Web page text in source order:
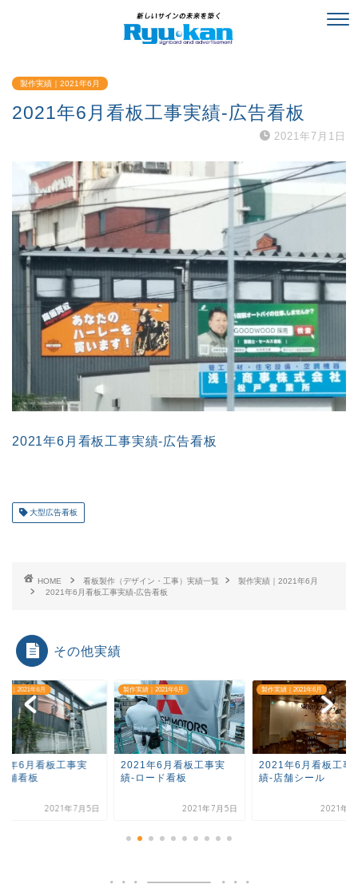
製作実績｜2021年6月
2021年6月看板工事実績-広告看板
2021年7月1日
2021年6月看板工事実績-広告看板
大型広告看板
HOME 看板製作（デザイン・工事）実績一覧
製作実績｜2021年6月
2021年6月看板工事実績-広告看板
その他実績
績｜2021年6月
年6月看板工事実
舗看板
2021年7月5日
製作実績｜2021年6月
2021年6月看板工事実
績-ロード看板
2021年7月5日
製作実績｜2021年6月
2021年6月看板工事
績-店舗シール
2021年7